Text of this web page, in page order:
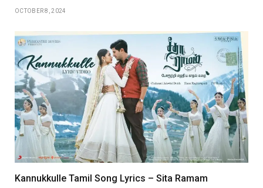
OCTOBER 8, 2024
Kannukkulle Tamil Song Lyrics – Sita Ramam